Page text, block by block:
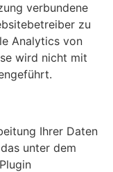
verbundene
zu
Analytics von
wird nicht mit
Ihrer Daten
unter dem